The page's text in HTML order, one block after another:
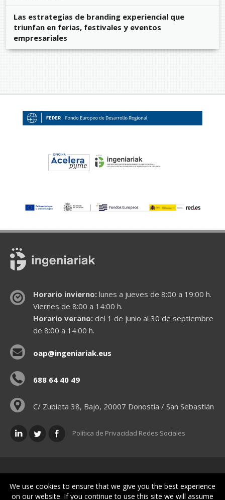
Las estrategias de branding experiencial que
triunfan en ferias, festivales y eventos
empresariales
Horario invierno:lunes a jueves de 8:00 a 19:00 h.
Viernes de 8:00 a 14:00 h.
Horario verano:del 1 de junio al 30 de septiembre
de 8:00 a 14:00 h.
oap@ingeniariak.eus
688 64 40 49
C/ Zubieta 38, Bajo, 20007 Donostia / San Sebastián
Política de Privacidad Redes Sociales
Políticas legales
We use cookies to ensure that we give you the best experience
on our website. If you continue to use this site we will assume